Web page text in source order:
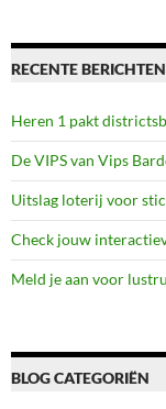
RECENTE BERICHTEN
Heren 1 pakt
De VIPS van Vips
Uitslag loterij voor
Check jouw
Meld je aan voor
BLOG CATEGORIËN